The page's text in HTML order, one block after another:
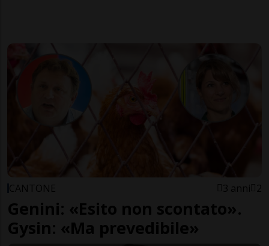
CANTONE 3 anni 2
Genini: «Esito non scontato».
Gysin: «Ma prevedibile»